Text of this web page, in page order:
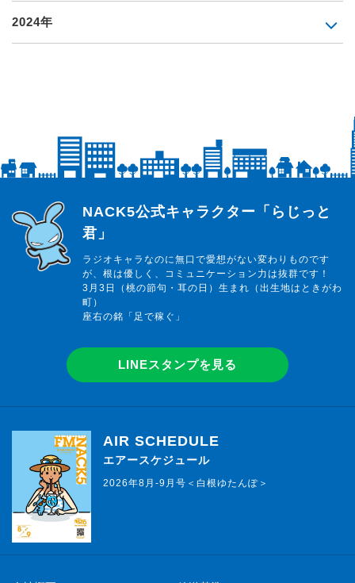
2024年
らじっと君
NACK5公式キャラクター「らじっと
君」
ラジオキャラなのに無口で愛想がない変わりものです
が、根は優しく、コミュニケーション力は抜群です！
3月3日（桃の節句・耳の日）生まれ（出生地はときがわ
町）
座右の銘「足で稼ぐ」
LINEスタンプを見る
AIR SCHEDULE
エアースケジュール
2026年8月-9月号＜白根ゆたんぽ＞